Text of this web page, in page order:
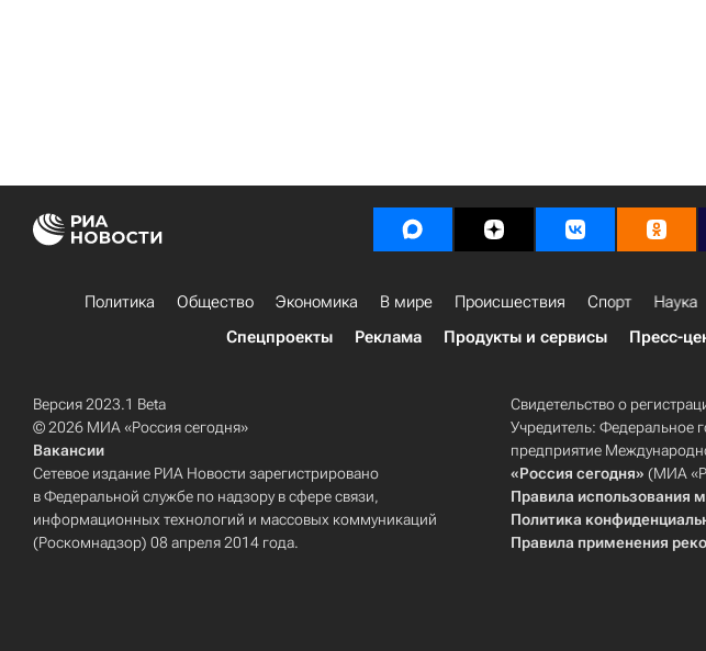
Политика Общество Экономика В мире Происшествия Спорт Наука
Спецпроекты
Реклама Продукты и сервисы Пресс-
Версия 2023.1 Beta
© 2026 МИА «Россия сегодня»
Вакансии
Сетевое издание РИА Новости зарегистрировано
в Федеральной службе по надзору в сфере связи,
информационных технологий и массовых коммуникаций
(Роскомнадзор) 08 апреля 2014 года.
Свидетельство о
Учредитель: Федеральное
предприятие
«Россия сегодня» (МИА
Правила использования
Политика
Правила применения